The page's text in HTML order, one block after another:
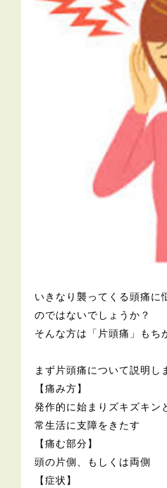
いきなり襲ってくる頭痛に
のではないでしょうか？
そんな方は「片頭痛」もち
まず片頭痛について説明し
【痛み方】
発作的に始まりズキズキン
常生活に支障をきたす
【痛む部分】
頭の片側、もしくは両側
【症状】